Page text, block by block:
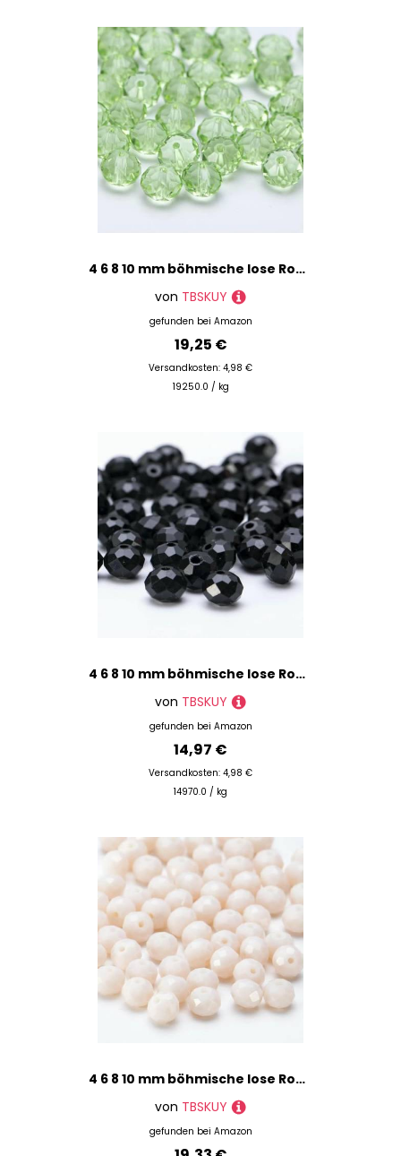
4 6 8 10 mm böhmische lose Rondelle-Kristallperlen zur Schmuckherstellung, DIY-Handarbeit, AB-Farben, Spacer, facettierte Glasperlen – BZ1200 – 13–10 mm – 65 Stück
von TBSKUY
gefunden bei Amazon
19,25 €
Versandkosten: 4,98 €
19250.0 / kg
4 6 8 10 mm böhmische lose Rondelle-Kristallperlen zur Schmuckherstellung, DIY-Handarbeit, AB-Farben, Spacer, facettierte Glasperlen – BZ1200-19 – 4,0 mm – 120 Stück
von TBSKUY
gefunden bei Amazon
14,97 €
Versandkosten: 4,98 €
14970.0 / kg
4 6 8 10 mm böhmische lose Rondelle-Kristallperlen zur Schmuckherstellung, DIY-Handarbeit, AB-Farben, Spacer, facettierte Glasperlen – BZ1200 – 35 – 10 mm – 65 Stück
von TBSKUY
gefunden bei Amazon